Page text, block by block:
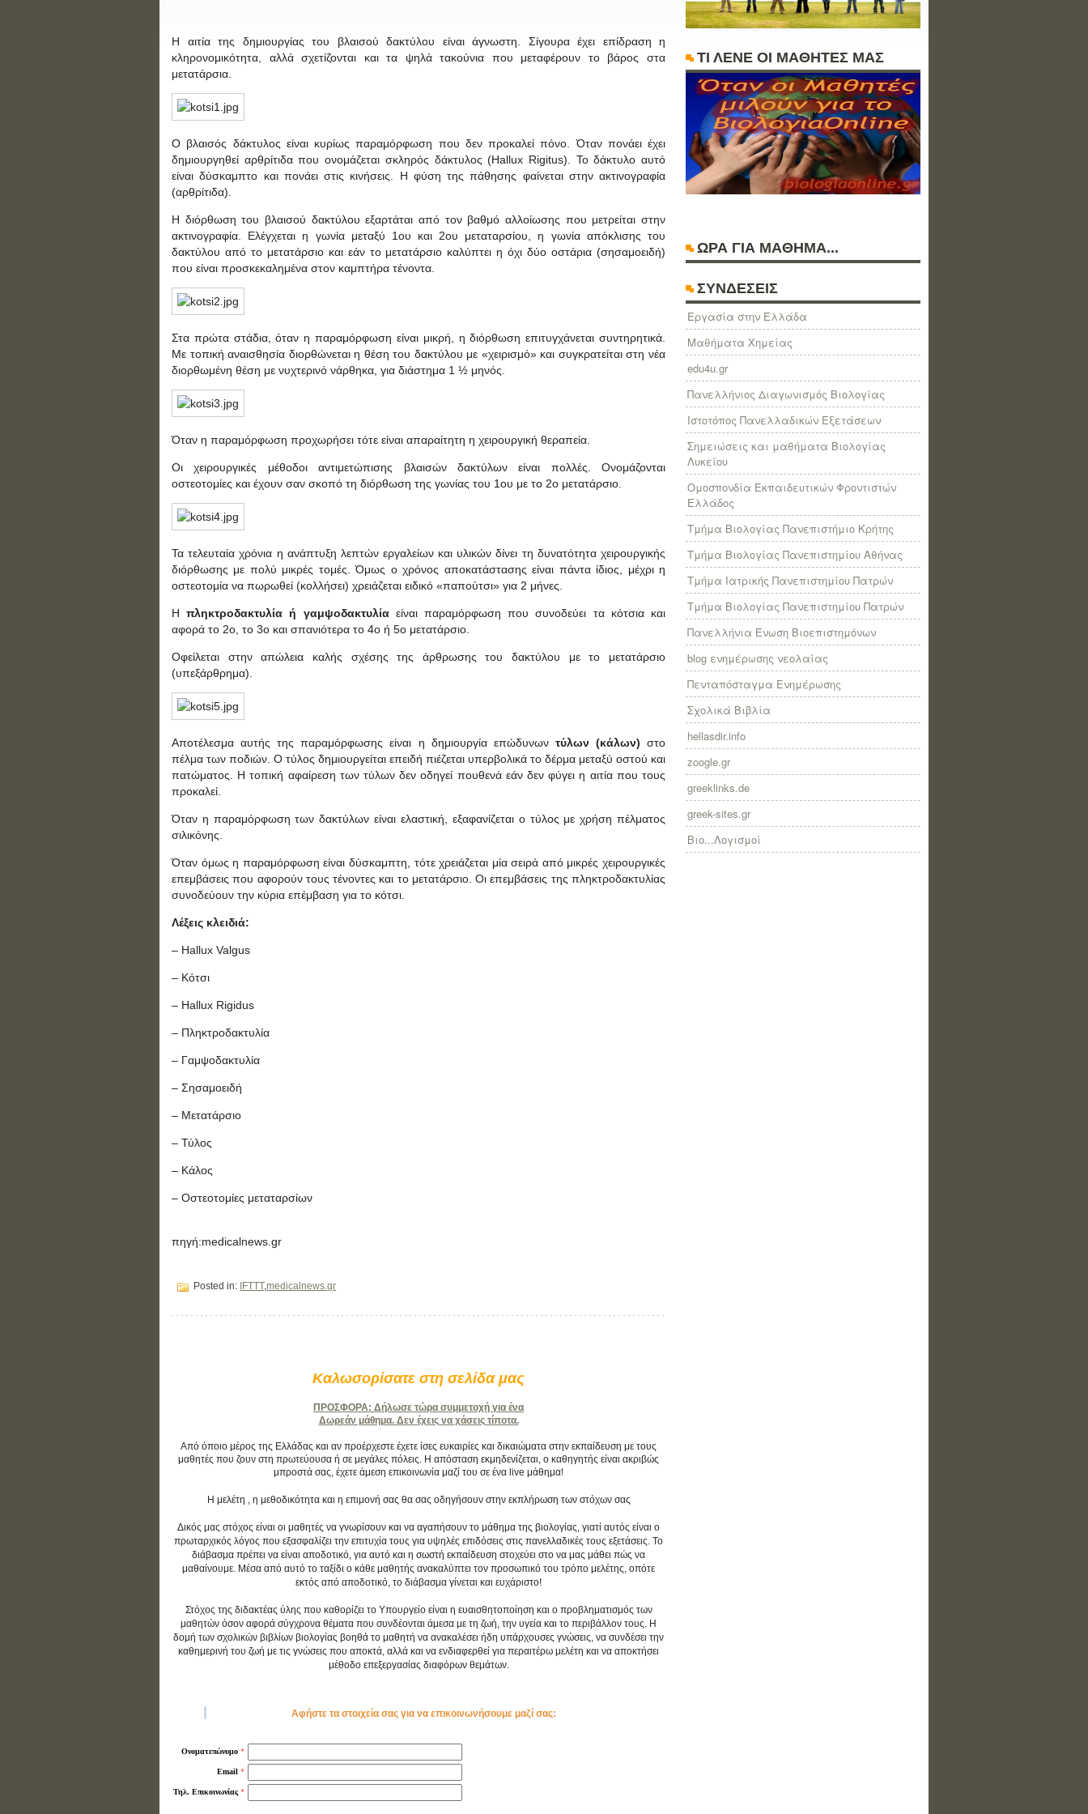
Η αιτία της δημιουργίας του βλαισού δακτύλου είναι άγνωστη. Σίγουρα έχει επίδραση η
κληρονομικότητα, αλλά σχετίζονται και τα ψηλά τακούνια που μεταφέρουν το βάρος στα
μετατάρσια.
Ο βλαισός δάκτυλος είναι κυρίως παραμόρφωση που δεν προκαλεί πόνο. Όταν πονάει έχει
δημιουργηθεί αρθρίτιδα που ονομάζεται σκληρός δάκτυλος (Hallux Rigitus). Το δάκτυλο αυτό
είναι δύσκαμπτο και πονάει στις κινήσεις. Η φύση της πάθησης φαίνεται στην ακτινογραφία
(αρθρίτιδα).
Η διόρθωση του βλαισού δακτύλου εξαρτάται από τον βαθμό αλλοίωσης που μετρείται στην
ακτινογραφία. Ελέγχεται η γωνία μεταξύ 1ου και 2ου μεταταρσίου, η γωνία απόκλισης του
δακτύλου από το μετατάρσιο και εάν το μετατάρσιο καλύπτει η όχι δύο οστάρια (σησαμοειδή)
που είναι προσκεκαλημένα στον καμπτήρα τένοντα.
Στα πρώτα στάδια, όταν η παραμόρφωση είναι μικρή, η διόρθωση επιτυγχάνεται συντηρητικά.
Με τοπική αναισθησία διορθώνεται η θέση του δακτύλου με «χειρισμό» και συγκρατείται στη νέα
διορθωμένη θέση με νυχτερινό νάρθηκα, για διάστημα 1 ½ μηνός.
Όταν η παραμόρφωση προχωρήσει τότε είναι απαραίτητη η χειρουργική θεραπεία.
Οι χειρουργικές μέθοδοι αντιμετώπισης βλαισών δακτύλων είναι πολλές. Ονομάζονται
οστεοτομίες και έχουν σαν σκοπό τη διόρθωση της γωνίας του 1ου με το 2ο μετατάρσιο.
Τα τελευταία χρόνια η ανάπτυξη λεπτών εργαλείων και υλικών δίνει τη δυνατότητα χειρουργικής
διόρθωσης με πολύ μικρές τομές. Όμως ο χρόνος αποκατάστασης είναι πάντα ίδιος, μέχρι η
οστεοτομία να πωρωθεί (κολλήσει) χρειάζεται ειδικό «παπούτσι» για 2 μήνες.
Ηπληκτροδακτυλία ή γαμψοδακτυλίαείναι παραμόρφωση που συνοδεύει τα κότσια και
αφορά το 2ο, το 3ο και σπανιότερα το 4ο ή 5ο μετατάρσιο.
Οφείλεται στην απώλεια καλής σχέσης της άρθρωσης του δακτύλου με το μετατάρσιο
(υπεξάρθρημα).
Αποτέλεσμα αυτής της παραμόρφωσης είναι η δημιουργία επώδυνων τύλων (κάλων) στο
πέλμα των ποδιών. Ο τύλος δημιουργείται επειδή πιέζεται υπερβολικά το δέρμα μεταξύ οστού και
πατώματος. Η τοπική αφαίρεση των τύλων δεν οδηγεί πουθενά εάν δεν φύγει η αιτία που τους
προκαλεί.
Όταν η παραμόρφωση των δακτύλων είναι ελαστική, εξαφανίζεται ο τύλος με χρήση πέλματος
σιλικόνης.
Όταν όμως η παραμόρφωση είναι δύσκαμπτη, τότε χρειάζεται μία σειρά από μικρές χειρουργικές
επεμβάσεις που αφορούν τους τένοντες και το μετατάρσιο. Οι επεμβάσεις της πληκτροδακτυλίας
συνοδεύουν την κύρια επέμβαση για το κότσι.
Λέξεις κλειδιά:
– Hallux Valgus
– Κότσι
– Hallux Rigidus
– Πληκτροδακτυλία
– Γαμψοδακτυλία
– Σησαμοειδή
– Μετατάρσιο
– Τύλος
– Κάλος
– Οστεοτομίες μεταταρσίων
πηγή:medicalnews.gr
Posted in: IFTTT,medicalnews.gr
Καλωσορίσατε στη σελίδα μας
ΠΡΟΣΦΟΡΑ: Δήλωσε τώρα συμμετοχή για ένα
Δωρεάν μάθημα. Δεν έχεις να χάσεις τίποτα.
Από όποιο μέρος της Ελλάδας και αν προέρχεστε έχετε ίσες ευκαιρίες και δικαιώματα στην εκπαίδευση με τους
μαθητές που ζουν στη πρωτεύουσα ή σε μεγάλες πόλεις. Η απόσταση εκμηδενίζεται, ο καθηγητής είναι ακριβώς
μπροστά σας, έχετε άμεση επικοινωνία μαζί του σε ένα live μάθημα!
Η μελέτη , η μεθοδικότητα και η επιμονή σας θα σας οδηγήσουν στην εκπλήρωση των στόχων σας
Δικός μας στόχος είναι οι μαθητές να γνωρίσουν και να αγαπήσουν το μάθημα της βιολογίας, γιατί αυτός είναι ο
πρωταρχικός λόγος που εξασφαλίζει την επιτυχία τους για υψηλές επιδόσεις στις πανελλαδικές τους εξετάσεις. Το
διάβασμα πρέπει να είναι αποδοτικό, για αυτό και η σωστή εκπαίδευση στοχεύει στο να μας μάθει πώς να
μαθαίνουμε. Μέσα από αυτό το ταξίδι ο κάθε μαθητής ανακαλύπτει τον προσωπικό του τρόπο μελέτης, οπότε
εκτός από αποδοτικό, το διάβασμα γίνεται και ευχάριστο!
Στόχος της διδακτέας ύλης που καθορίζει το Υπουργείο είναι η ευαισθητοποίηση και ο προβληματισμός των
μαθητών όσον αφορά σύγχρονα θέματα που συνδέονται άμεσα με τη ζωή, την υγεία και το περιβάλλον τους. Η
δομή των σχολικών βιβλίων βιολογίας βοηθά το μαθητή να ανακαλέσει ήδη υπάρχουσες γνώσεις, να συνδέσει την
καθημερινή του ζωή με τις γνώσεις που αποκτά, αλλά και να ενδιαφερθεί για περαιτέρω μελέτη και να αποκτήσει
μέθοδο επεξεργασίας διαφόρων θεμάτων.
Αφήστε τα στοιχεία σας για να επικοινωνήσουμε μαζί σας:
Ονοματεπώνυμο *
Email *
Τηλ. Επικοινωνίας *
ΤΙ ΛΕΝΕ ΟΙ ΜΑΘΗΤΕΣ ΜΑΣ
ΩΡΑ ΓΙΑ ΜΑΘΗΜΑ...
ΣΥΝΔΕΣΕΙΣ
Eργασία στην Ελλάδα
Μαθήματα Χημείας
edu4u.gr
Πανελλήνιος Διαγωνισμός Βιολογίας
Ιστοτόπος Πανελλαδικών Εξετάσεων
Σημειώσεις και μαθήματα Βιολογίας
Λυκείου
Ομοσπονδία Εκπαιδευτικών Φροντιστών
Ελλάδος
Τμήμα Βιολογίας Πανεπιστήμιο Κρήτης
Τμήμα Βιολογίας Πανεπιστημίου Αθήνας
Τμήμα Ιατρικής Πανεπιστημίου Πατρών
Τμήμα Βιολογίας Πανεπιστημίου Πατρών
Πανελλήνια Ένωση Βιοεπιστημόνων
blog ενημέρωσης νεολαίας
Πενταπόσταγμα Ενημέρωσης
Σχολικά Βιβλία
hellasdir.info
zoogle.gr
greeklinks.de
greek-sites.gr
Βιο...Λογισμοί